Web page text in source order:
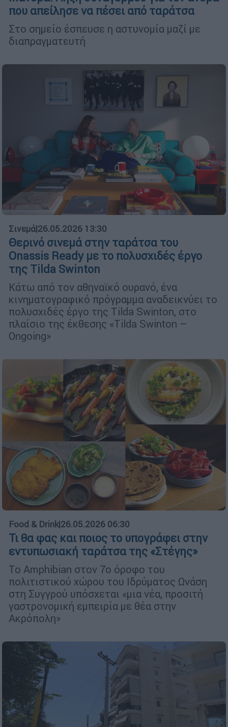
που απείλησε να πέσει από ταράτσα
Στο σημείο έσπευσε η αστυνομία μαζί με
διαπραγματευτή
Σινεμά|26.05.2026 13:30
Θερινό σινεμά στην ταράτσα του
Onassis Ready με το πολυσχιδές έργο
της Tilda Swinton
Κάτω από τον αθηναϊκό ουρανό, ένα
κινηματογραφικό πρόγραμμα αναδεικνύει το
πολυσχιδές έργο της Tilda Swinton, στο
πλαίσιο της έκθεσης «Tilda Swinton –
Ongoing»
Food & Drink|26.05.2026 06:30
Τι θα φας και ποιος το υπογράφει στην
εντυπωσιακή ταράτσα της «Στέγης»
Το Amphibian στον 7ο όροφο του
πολιτιστικού χώρου του Ιδρύματος Ωνάση
στη Συγγρού υπόσχεται «μια νέα, προσιτή
γαστρονομική εμπειρία με θέα στην
Ακρόπολη»